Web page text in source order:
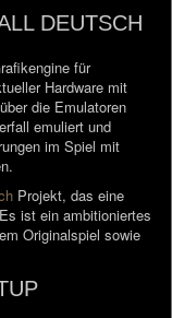
DEUTSCH
für
Hardware mit
die Emulatoren
emuliert und
im Spiel mit
Projekt, das eine
ist ein ambitioniertes
Originalspiel sowie